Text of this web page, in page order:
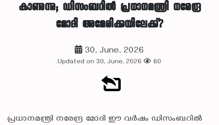
കാണുന്നു; ഡിസംബറിൽ പ്രധാനമന്ത്രി നരേന്ദ്ര
മോദി അമേരിക്കയിലേക്ക്?
30, June, 2026
Updated on 30, June, 2026 60
പ്രധാനമന്ത്രി നരേന്ദ്ര മോദി ഈ വർഷം ഡിസംബറിൽ